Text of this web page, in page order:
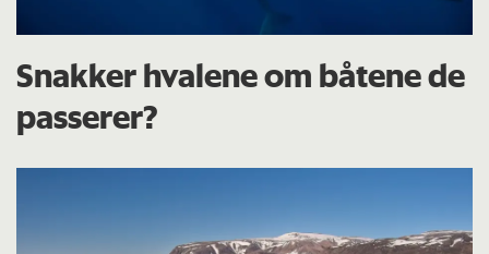
Snakker hvalene om båtene de
passerer?